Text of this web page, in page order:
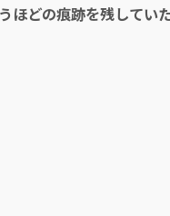
ほどの痕跡を残してい